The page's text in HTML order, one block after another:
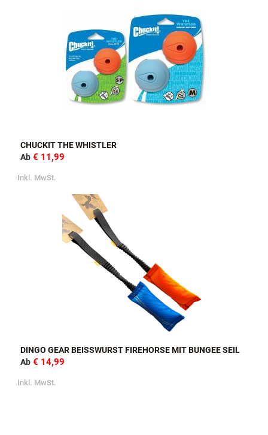
CHUCKIT THE WHISTLER
Ab € 11,99
Inkl. MwSt.
DINGO GEAR BEISSWURST FIREHORSE MIT BUNGEE SEIL
Ab € 14,99
Inkl. MwSt.